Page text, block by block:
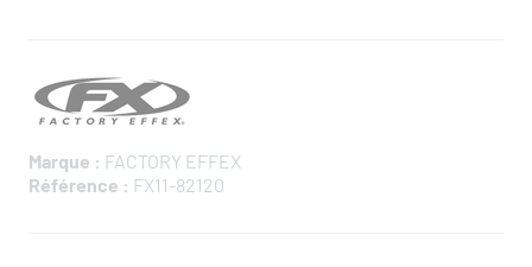
Marque : FACTORY EFFEX
Référence : FX11-82120